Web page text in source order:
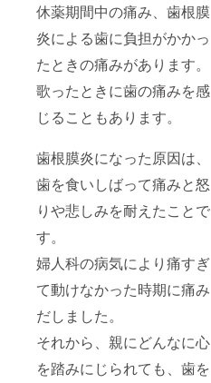
休薬期間中の痛み、歯根膜
炎による歯に負担がかかっ
たときの痛みがあります。
歌ったときに歯の痛みを感
じることもあります。
歯根膜炎になった原因は、
歯を食いしばって痛みと怒
りや悲しみを耐えたことで
す。
婦人科の病気により痛すぎ
て動けなかった時期に痛み
だしました。
それから、親にどんなに心
を踏みにじられても、歯を